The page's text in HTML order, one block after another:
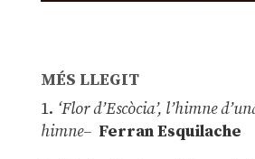
MÉS LLEGIT
1. ‘Flor d’Escòcia’, l’himne
himne– Ferran Esquilache